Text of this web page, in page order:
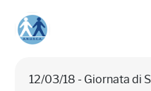
12/03/18 - Giornata di